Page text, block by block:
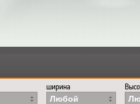
ширина
Любой